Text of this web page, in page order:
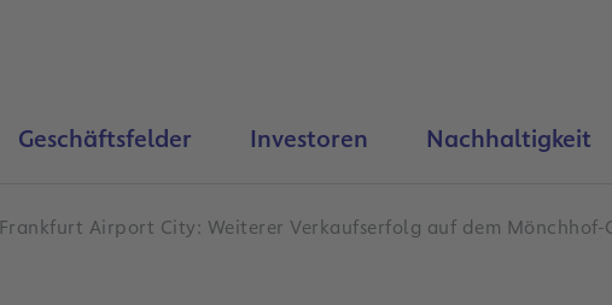
Geschäftsfelder Investoren Nachhaltigkeit
Frankfurt Airport City: Weiterer Verkaufserfolg auf dem Mönchhof-